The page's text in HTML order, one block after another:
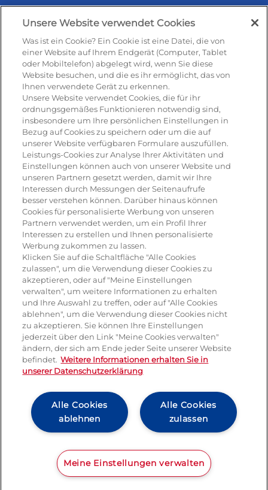
Rezepte & Produkte
Rezepte
Antipasti
Pizza
Pasta & aufläufe
Salat
Risotto
Dessert
Tiramisu
Vegetarisch
Produkte
Mozzarella
Mascarpone
Ricotta
Gorgonzola
Italienische spezialitäten
Pressemitteilung Kontakt Impressum und rechtliche Hinweise
AGB
Cookie Richtlinie Lactalis
Unsere Website verwendet Cookies
Was ist ein Cookie? Ein Cookie ist eine Datei, die von
einer Website auf Ihrem Endgerät (Computer, Tablet
oder Mobiltelefon) abgelegt wird, wenn Sie diese
Website besuchen, und die es ihr ermöglicht, das von
Ihnen verwendete Gerät zu erkennen.
Unsere Website verwendet Cookies, die für ihr
ordnungsgemäßes Funktionieren notwendig sind,
insbesondere um Ihre persönlichen Einstellungen in
Bezug auf Cookies zu speichern oder um die auf
unserer Website verfügbaren Formulare auszufüllen.
Leistungs-Cookies zur Analyse Ihrer Aktivitäten und
Einstellungen können auch von unserer Website und
unseren Partnern gesetzt werden, damit wir Ihre
Interessen durch Messungen der Seitenaufrufe
besser verstehen können. Darüber hinaus können
Cookies für personalisierte Werbung von unseren
Partnern verwendet werden, um ein Profil Ihrer
Interessen zu erstellen und Ihnen personalisierte
Werbung zukommen zu lassen.
Klicken Sie auf die Schaltfläche "Alle Cookies
zulassen", um die Verwendung dieser Cookies zu
akzeptieren, oder auf "Meine Einstellungen
verwalten", um weitere Informationen zu erhalten
und Ihre Auswahl zu treffen, oder auf "Alle Cookies
ablehnen", um die Verwendung dieser Cookies nicht
zu akzeptieren. Sie können Ihre Einstellungen
jederzeit über den Link "Meine Cookies verwalten"
ändern, der sich am Ende jeder Seite unserer Website
befindet. Weitere Informationen erhalten Sie in
unserer Datenschutzerklärung
Alle Cookies
zulassen
Alle Cookies
ablehnen
Meine Einstellungen verwalten